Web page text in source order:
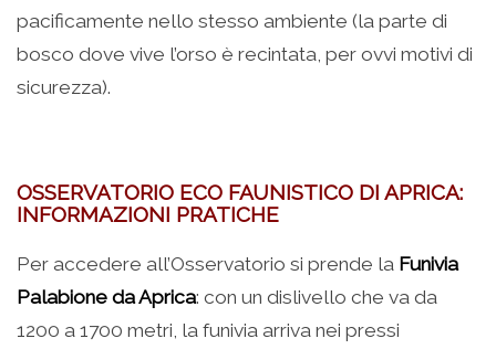
pacificamente nello stesso ambiente (la parte di
bosco dove vive l’orso è recintata, per ovvi motivi di
sicurezza).
OSSERVATORIO ECO FAUNISTICO DI APRICA:
INFORMAZIONI PRATICHE
Per accedere all’Osservatorio si prende la Funivia
Palabione da Aprica: con un dislivello che va da
1200 a 1700 metri, la funivia arriva nei pressi